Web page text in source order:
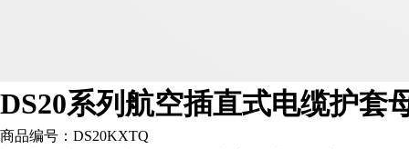
DS20系列航空插直式电缆护套
商品编号： DS20KXTQ